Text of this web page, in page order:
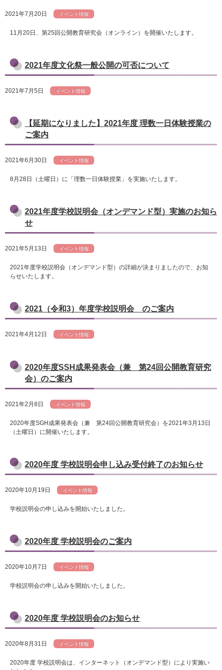
2021年7月20日 イベント情報
11月20日、第25回公開教育研究会（オンライン）を開催いたします。
2021年度文化祭一般公開の可否について
2021年7月5日 イベント情報
【延期になりました】2021年度 理数一日体験授業の
ご案内
2021年6月30日 イベント情報
8月28日（土曜日）に「理数一日体験授業」を実施いたします。
2021年度学校説明会（オンデマンド型）実施のお知ら
せ
2021年5月13日 イベント情報
2021年度学校説明会（オンデマンド型）の詳細が決まりましたので、お知
らせいたします。
2021（令和3）年度学校説明会 のご案内
2021年4月12日 イベント情報
2020年度SSH成果発表会（兼 第24回公開教育研究
会）のご案内
2021年2月8日 イベント情報
2020年度SGH成果発表会（兼 第24回公開教育研究会）を2021年3月13日
（土曜日）に開催いたします。
2020年度 学校説明会申し込み受付終了のお知らせ
2020年10月19日 イベント情報
学校説明会の申し込みを開始いたしました。
2020年度 学校説明会のご案内
2020年10月7日 イベント情報
学校説明会の申し込みを開始いたしました。
2020年度 学校説明会のお知らせ
2020年8月31日 イベント情報
2020年度 学校説明会は、インターネット（オンデマンド型）により実施い